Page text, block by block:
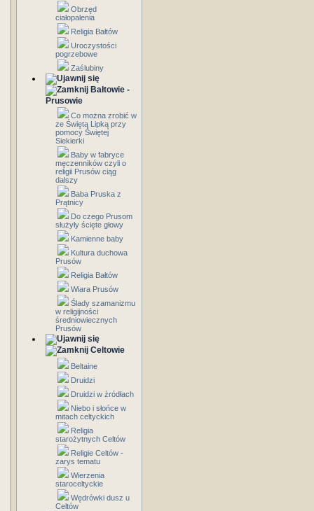
Obrzęd
ciałopalenia
Religia Bałtów
Uroczystości
pogrzebowe
Zaślubiny
Bałtowie -
Prusowie
Co można zrobić w
ze Świętą Lipką przy
pomocy Świętej
Siekierki
Baby w fabryce
męczenników czyli o
religii Prusów ciąg
dalszy
Baba Pruska z
Prątnicy
Do czego Prusom
służyły ścięte głowy
Kamienne baby
Kultura duchowa
Prusów
Religia Bałtów
Wiara Prusów
Ślady szamanizmu
w religijności
średniowiecznych
Prusów
Celtowie
Beltaine
Druidzi
Druidzi w źródłach
Niebo i słońce w
mitach celtyckich
Religia
starożytnych Celtów
Religie Celtów -
zarys tematu
Wierzenia
staroceltyckie
Wędrówki dusz u
Celtów